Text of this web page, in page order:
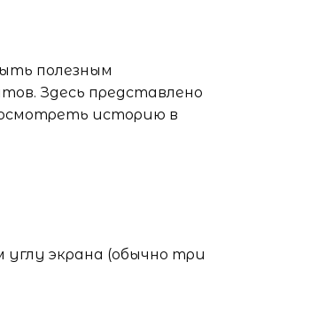
полезным
Здесь представлено
историю в
экрана (обычно три